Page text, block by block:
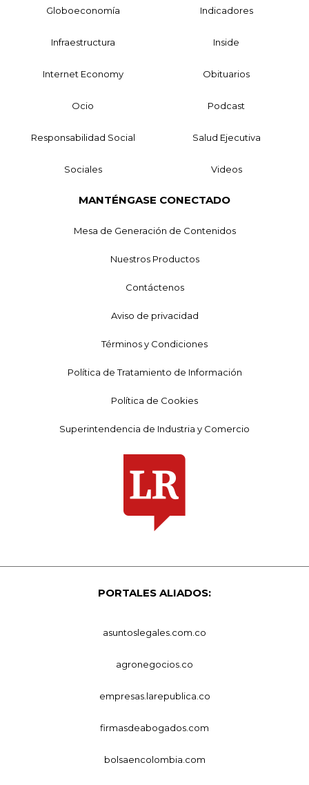
Globoeconomía Indicadores
Infraestructura Inside
Internet Economy Obituarios
Ocio Podcast
Responsabilidad Social Salud Ejecutiva
Sociales Videos
MANTÉNGASE CONECTADO
Mesa de Generación de Contenidos
Nuestros Productos
Contáctenos
Aviso de privacidad
Términos y Condiciones
Política de Tratamiento de Información
Política de Cookies
Superintendencia de Industria y Comercio
PORTALES ALIADOS:
asuntoslegales.com.co
agronegocios.co
empresas.larepublica.co
firmasdeabogados.com
bolsaencolombia.com